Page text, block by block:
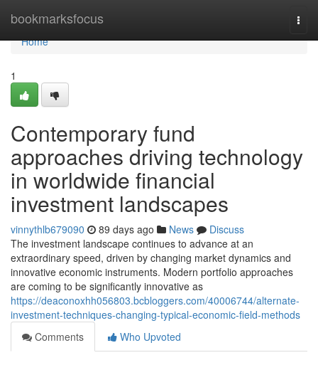
bookmarksfocus
Home
Home
1
Contemporary fund
approaches driving technology
in worldwide financial
investment landscapes
vinnythlb679090 89 days ago News
Discuss
The investment landscape continues to advance at an
extraordinary speed, driven by changing market dynamics and
innovative economic instruments. Modern portfolio approaches
are coming to be significantly innovative as
https://deaconoxhh056803.bcbloggers.com/40006744/alternate-
investment-techniques-changing-typical-economic-field-methods
Comments
Who Upvoted